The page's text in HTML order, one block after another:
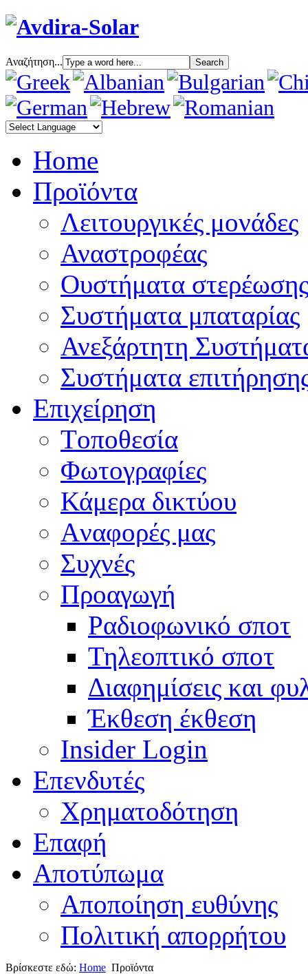
Αναζήτηση...
Home
Προϊόντα
Λειτουργικές μονάδες
Αναστροφέας
Oυστήματα στερέωσης
Συστήματα μπαταρίας
Ανεξάρτητη
Συστήματα
Επιχείρηση
Tοποθεσία
Φωτογραφίες
Κάμερα δικτύου
Aναφορές μας
Συχνές
Προαγωγή
Ραδιοφωνικό σποτ
Τηλεοπτικό σποτ
Διαφημίσεις και
Έκθεση έκθεση
Insider Login
Επενδυτές
Χρηματοδότηση
Eπαφή
Αποτύπωμα
Αποποίηση ευθύνης
Πολιτική απορρήτου
Βρίσκεστε εδώ: Home Προϊόντα